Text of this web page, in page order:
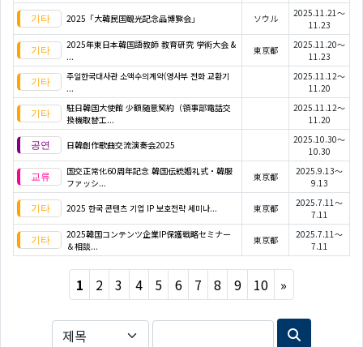
2025「大韓民国観光記念品博覧会」 ソウル
2025.11.21～
11.23
2025年東日本韓国語教師 教育研究 学術大会 &
...
東京都
2025.11.20～
11.23
주일한국대사관 소액수의계약(영사부 전화 교환기
...
2025.11.12～
11.20
駐日韓国大使館 少額随意契約（領事部電話交
換機取替工...
2025.11.12～
11.20
日韓創作歌曲交流演奏会2025
2025.10.30～
10.30
国交正常化60周年記念 韓国伝統婚礼式・韓服
ファッシ...
東京都
2025.9.13～
9.13
2025 한국 콘텐츠 기업 IP 보호전략 세미나... 東京都
2025.7.11～
7.11
2025韓国コンテンツ企業IP保護戦略セミナー
＆相談...
東京都
2025.7.11～
7.11
1 2 3 4 5 6 7 8 9 10 »